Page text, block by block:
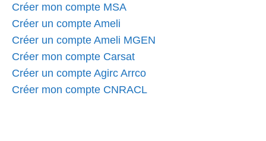
Créer mon compte MSA
Créer un compte Ameli
Créer un compte Ameli MGEN
Créer mon compte Carsat
Créer un compte Agirc Arrco
Créer mon compte CNRACL